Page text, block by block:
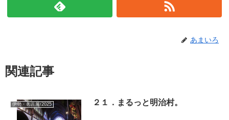
あまいろ
関連記事
伊勢・名古屋/2025 ２１．まるっと明治村。